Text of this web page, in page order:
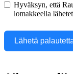
Hyväksyn, että
lomakkeella
Lähetä